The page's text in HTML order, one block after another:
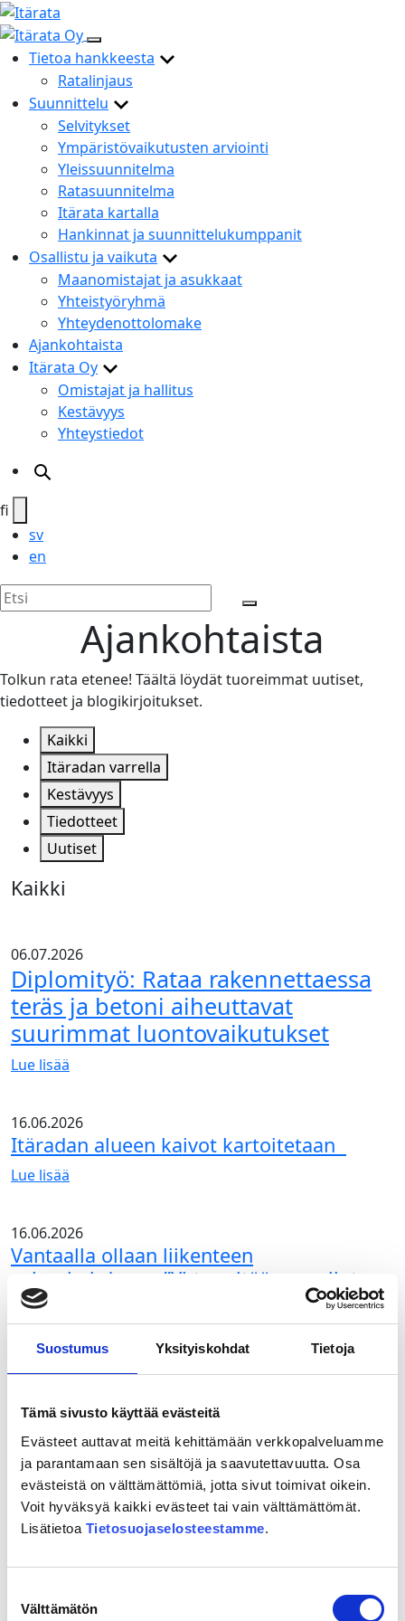
Suostumus Yksityiskohdat Tietoja
Tämä sivusto käyttää evästeitä
Evästeet auttavat meitä kehittämään verkkopalveluamme
ja parantamaan sen sisältöjä ja saavutettavuutta. Osa
evästeistä on välttämättömiä, jotta sivut toimivat oikein.
Voit hyväksyä kaikki evästeet tai vain välttämättömät.
Lisätietoa Tietosuojaselosteestamme.
valinta
Välttämätön
Skip
to
contentTietoa hankkeesta
Ratalinjaus
Suunnittelu
Selvitykset
Ympäristövaikutusten arviointi
Yleissuunnitelma
Ratasuunnitelma
Itärata kartalla
Hankinnat ja suunnittelukumppanit
Osallistu ja vaikuta
Maanomistajat ja asukkaat
Yhteistyöryhmä
Yhteydenottolomake
Ajankohtaista
Itärata Oy
Omistajat ja hallitus
Kestävyys
Yhteystiedot
fi
sv
en
Search
Ajankohtaista
Tolkun rata etenee! Täältä löydät tuoreimmat uutiset,
tiedotteet ja blogikirjoitukset.
Kaikki
Itäradan varrella
Kestävyys
Tiedotteet
Uutiset
Kaikki
06.07.2026
Diplomityö: Rataa rakennettaessa
teräs ja betoni aiheuttavat
suurimmat luontovaikutukset
Lue lisää
rakennettaessa
teräs
ja
suurimmat
luontovaikutukset
16.06.2026
Itäradan alueen kaivot kartoitetaan
Lue lisää
kartoitetaan
16.06.2026
Vantaalla ollaan liikenteen
solmukohdassa: ”Yhteys itään on ollut
suunnitelmissa jo vuosikymmeniä”
Vantaalla
ollaan
solmukohdassa:
”Yhteys
itään
on
ollut
suunnitelmissa
vuosikymmeniä”
”Miten aiotte liittyä Eurooppaan?”
Lue lisää
”Miten
aiotte
liittyä
Eurooppaan?”
16.06.2026
Itärata siirtyy
uusia kumppaneita
Lue lisää